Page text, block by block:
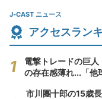
J-CAST ニュース
アクセスラン
電撃トレードの巨
の存在感薄れ...「他
市川團十郎の15歳